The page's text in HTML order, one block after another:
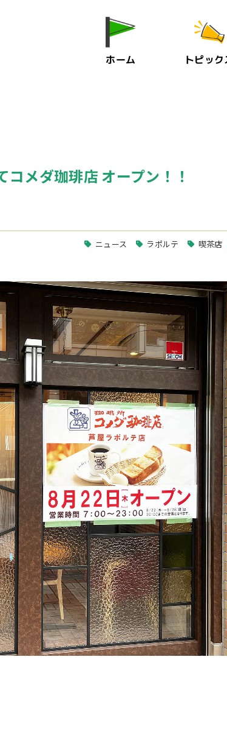
ホーム トピック
メダ珈琲店 オープン！！
ニュース ラポルテ 喫茶店